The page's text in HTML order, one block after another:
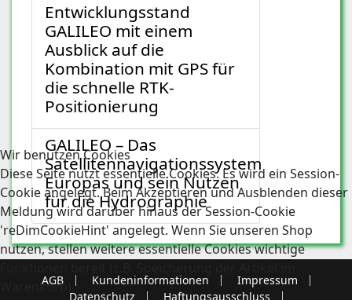
Entwicklungsstand
GALILEO mit einem
Ausblick auf die
Kombination mit GPS für
die schnelle RTK-
Positionierung
GALILEO – Das
Satellitennavigationssystem
Europas und sein Nutzen
für die Hydrographie
AGB Kundeninformationen
Impressum
Datenschutz
Haftungsausschluss
Wir benutzen Cookies
Diese Seite nutzt essentielle Cookies. Es wird ein Session-
Cookie angelegt. Beim Akzeptieren und Ausblenden dieser
Meldung wird darüber hinaus der Session-Cookie
'reDimCookieHint' angelegt. Wenn Sie unseren Shop
nutzen, stellen weitere essentielle Cookies wichtige
Warenkorb).